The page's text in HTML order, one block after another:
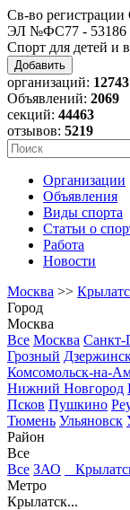
Св-во
ЭЛ №ФС77 - 53186
Спорт для детей и
Добавить
организаций: 12743
Объявлений: 2069
секций: 44463
отзывов: 5219
Организации
Объявления
Виды спорта
Статьи о
Работа
Новости
Москва >>
Город
Москва
Все Москва Санкт-
Грозный
Комсомольск-на-
Нижний Новгород
Псков Пушкино
Тюмень Ульяновск
Район
Все
Все ЗАО
Метро
Крылатск...